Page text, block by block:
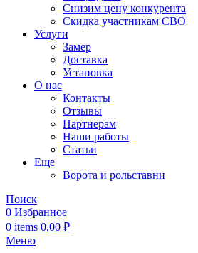
Снизим цену конкурента
Скидка участникам СВО
Услуги
Замер
Доставка
Установка
О нас
Контакты
Отзывы
Партнерам
Наши работы
Статьи
Еще
Ворота и рольставни
Поиск
0 Избранное
0 items 0,00 ₽
Меню